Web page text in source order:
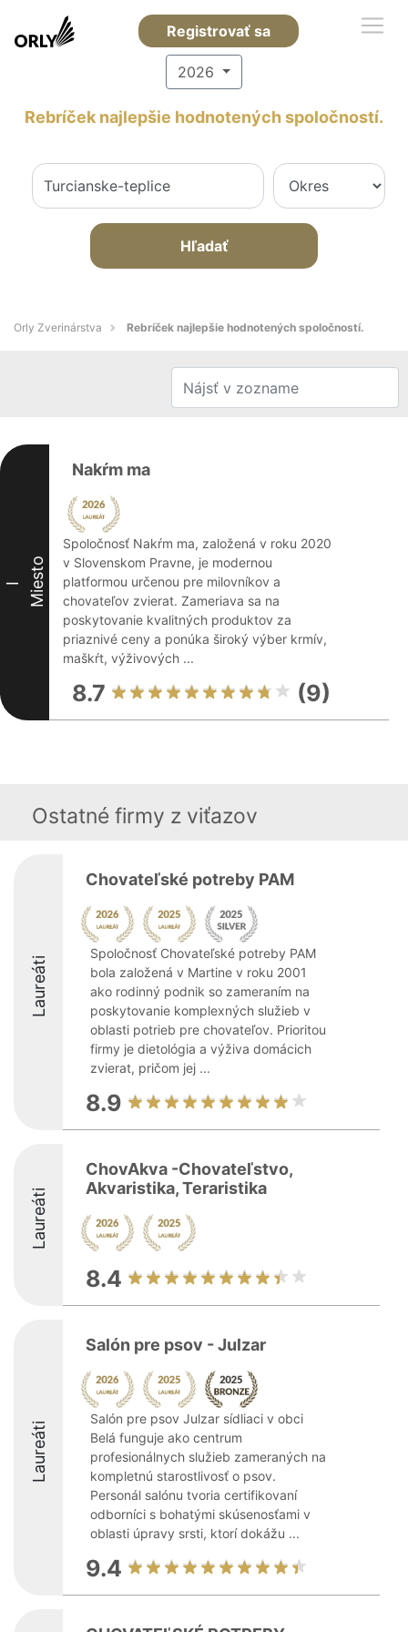
Registrovať sa
2026
Rebríček najlepšie hodnotených spoločností.
Hľadať
Orly Zverinárstva Rebríček najlepšie hodnotených spoločností.
I Miesto
Nakŕm ma
Spoločnosť Nakŕm ma, založená v roku 2020
v Slovenskom Pravne, je modernou
platformou určenou pre milovníkov a
chovateľov zvierat. Zameriava sa na
poskytovanie kvalitných produktov za
priaznivé ceny a ponúka široký výber krmív,
maškŕt, výživových ...
8.7 (9)
Ostatné firmy z viťazov
Laureáti
Chovateľské potreby PAM
Spoločnosť Chovateľské potreby PAM
bola založená v Martine v roku 2001
ako rodinný podnik so zameraním na
poskytovanie komplexných služieb v
oblasti potrieb pre chovateľov. Prioritou
firmy je dietológia a výživa domácich
zvierat, pričom jej ...
8.9
Laureáti
ChovAkva -Chovateľstvo,
Akvaristika, Teraristika
8.4
Laureáti
Salón pre psov - Julzar
Salón pre psov Julzar sídliaci v obci
Belá funguje ako centrum
profesionálnych služieb zameraných na
kompletnú starostlivosť o psov.
Personál salónu tvoria certifikovaní
odborníci s bohatými skúsenosťami v
oblasti úpravy srsti, ktorí dokážu ...
9.4